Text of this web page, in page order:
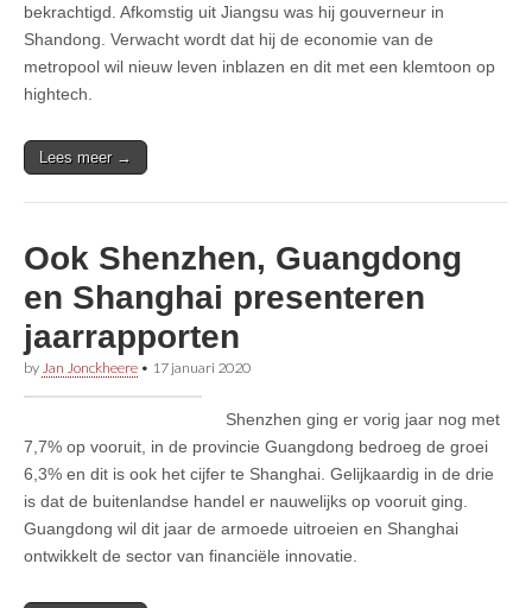
bekrachtigd. Afkomstig uit Jiangsu was hij gouverneur in
Shandong. Verwacht wordt dat hij de economie van de
metropool wil nieuw leven inblazen en dit met een klemtoon op
hightech.
Lees meer →
Ook Shenzhen, Guangdong
en Shanghai presenteren
jaarrapporten
by Jan Jonckheere • 17 januari 2020
Shenzhen ging er vorig jaar nog met
7,7% op vooruit, in de provincie Guangdong bedroeg de groei
6,3% en dit is ook het cijfer te Shanghai. Gelijkaardig in de drie
is dat de buitenlandse handel er nauwelijks op vooruit ging.
Guangdong wil dit jaar de armoede uitroeien en Shanghai
ontwikkelt de sector van financiële innovatie.